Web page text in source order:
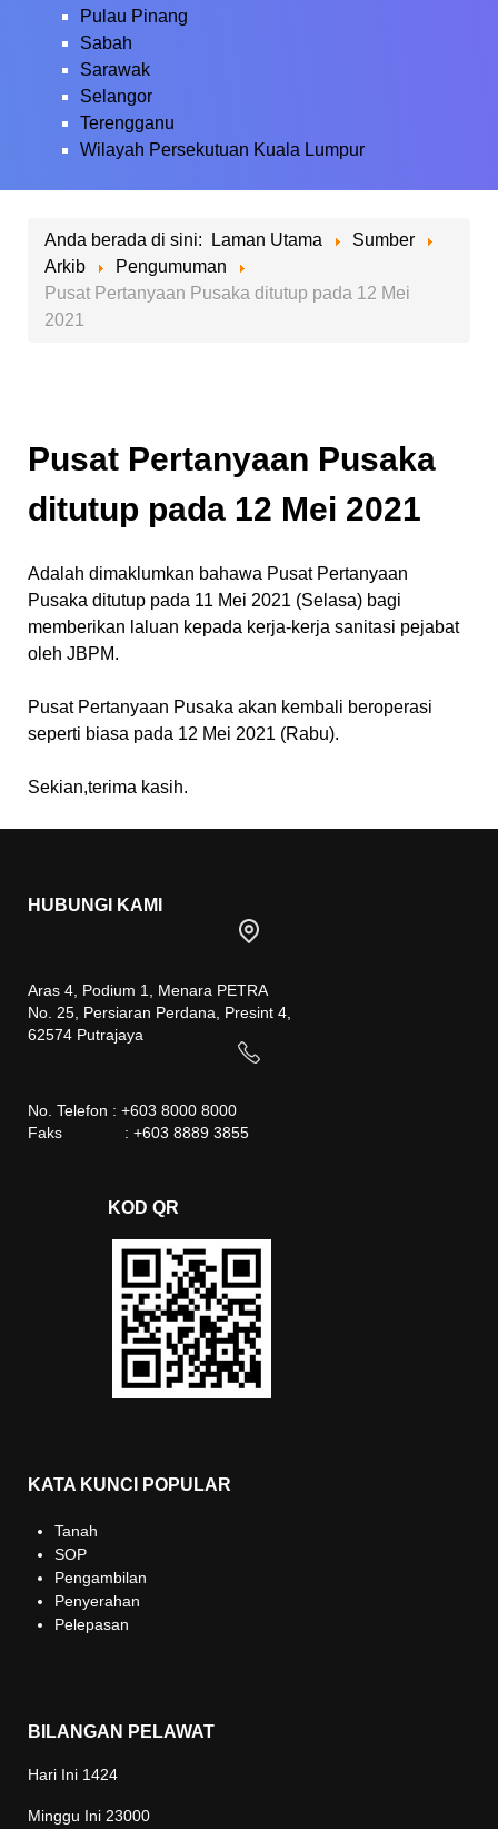
Pulau Pinang
Sabah
Sarawak
Selangor
Terengganu
Wilayah Persekutuan Kuala Lumpur
Anda berada di sini: Laman Utama
Sumber
Arkib
Pengumuman
Pusat Pertanyaan Pusaka ditutup pada 12 Mei
2021
Pusat Pertanyaan Pusaka
ditutup pada 12 Mei 2021
Adalah dimaklumkan bahawa Pusat Pertanyaan
Pusaka ditutup pada 11 Mei 2021 (Selasa) bagi
memberikan laluan kepada kerja-kerja sanitasi pejabat
oleh JBPM.
Pusat Pertanyaan Pusaka akan kembali beroperasi
seperti biasa pada 12 Mei 2021 (Rabu).
Sekian,terima kasih.
HUBUNGI KAMI
Aras 4, Podium 1, Menara PETRA
No. 25, Persiaran Perdana, Presint 4,
62574 Putrajaya
No. Telefon : +603 8000 8000
Faks : +603 8889 3855
KOD QR
KATA KUNCI POPULAR
Tanah
SOP
Pengambilan
Penyerahan
Pelepasan
BILANGAN PELAWAT
Hari Ini 1424
Minggu Ini 23000